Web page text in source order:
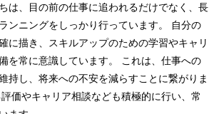
は、目の前の仕事に追われるだけでなく、長
ンニングをしっかり行っています。 自分の
に描き、スキルアップのための学習やキャリ
を常に意識しています。 これは、仕事への
持し、将来への不安を減らすことに繋がりま
価やキャリア相談なども積極的に行い、常